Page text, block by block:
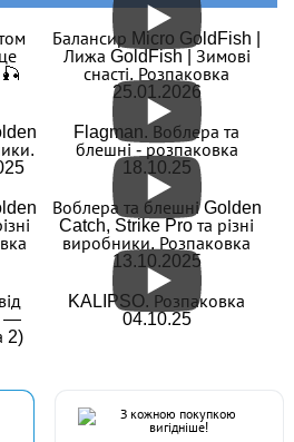
В наявності
18 шт.
RED FK-10006R № 3
Балансир Micro GoldFish |
Лижа GoldFish | Зимові
снасті. Розпаковка
25.01.2026
Flagman. Воблера та
блешні - розпаковка
18.10.25
Воблера та блешні Golden
Catch, Strike Pro та різні
виробники. Розпаковка
13.10.2025
—
2)
KALIPSO. Розпаковка
04.10.25